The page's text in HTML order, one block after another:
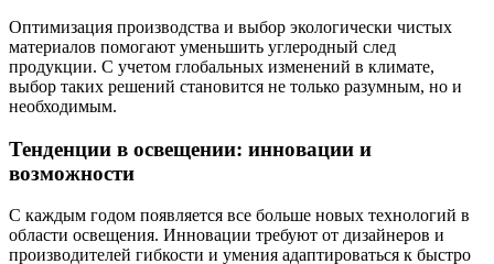
Оптимизация производства и выбор экологически чистых
материалов помогают уменьшить углеродный след
продукции. С учетом глобальных изменений в климате,
выбор таких решений становится не только разумным, но и
необходимым.
Тенденции в освещении: инновации и
возможности
С каждым годом появляется все больше новых технологий в
области освещения. Инновации требуют от дизайнеров и
производителей гибкости и умения адаптироваться к быстро